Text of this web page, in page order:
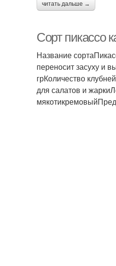
читать дальше →
Сорт пикассо
Название
переносит засуху и
грКоличество
для салатов и